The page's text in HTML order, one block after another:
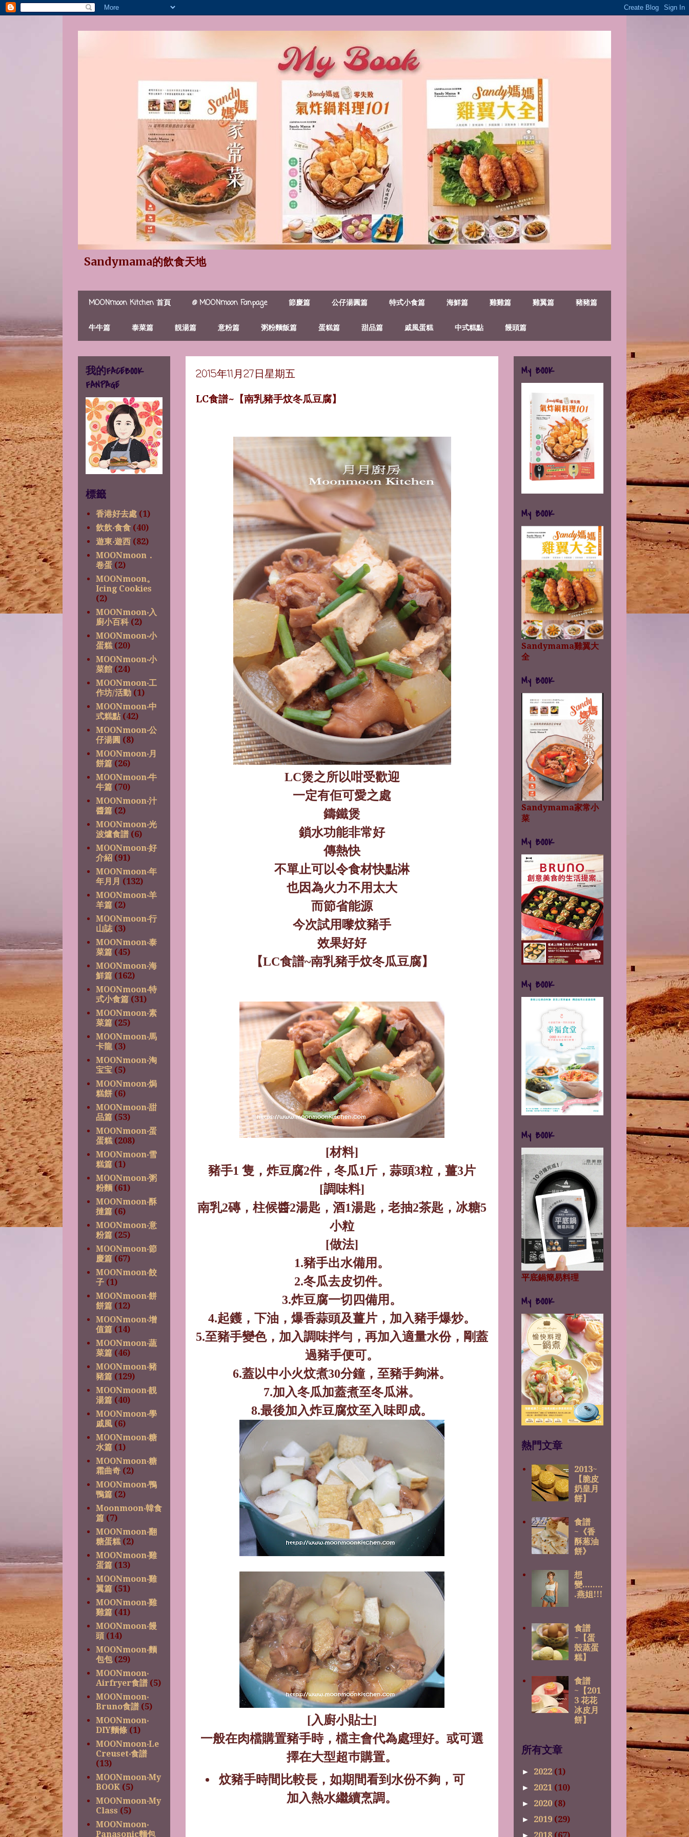
Sandymama的飲食天地
MOONmoon Kitchen 首頁 @ MOONmoon Fanpage 節慶篇 公仔湯圓篇 特式小食篇 海鮮篇 雞雞篇 雞翼篇 豬豬篇
牛牛篇 泰菜篇 靚湯篇 意粉篇 粥粉麵飯篇 蛋糕篇 甜品篇 戚風蛋糕 中式糕點 饅頭篇
2015年11月27日星期五
LC食譜~【南乳豬手炆冬瓜豆腐】
LC煲之所以咁受歡迎
一定有佢可愛之處
鑄鐵煲
鎖水功能非常好
傳熱快
不單止可以令食材快點淋
也因為火力不用太大
而節省能源
今次試用嚟炆豬手
效果好好
【LC食譜~南乳豬手炆冬瓜豆腐】
[材料]
豬手1 隻，炸豆腐2件，冬瓜1斤，蒜頭3粒，薑3片
[調味料]
南乳2磚，柱候醬2湯匙，酒1湯匙，老抽2茶匙，冰糖5
小粒
[做法]
1.豬手出水備用。
2.冬瓜去皮切件。
3.炸豆腐一切四備用。
4.起鑊，下油，爆香蒜頭及薑片，加入豬手爆炒。
5.至豬手變色，加入調味拌勻，再加入適量水份，剛蓋
過豬手便可。
6.蓋以中小火炆煮30分鐘，至豬手夠淋。
7.加入冬瓜加蓋煮至冬瓜淋。
8.最後加入炸豆腐炆至入味即成。
[入廚小貼士]
一般在肉檔購置豬手時，檔主會代為處理好。或可選
擇在大型超巿購置。
炆豬手時間比較長，如期間看到水份不夠，可
加入熱水繼續烹調。
我的FACEBOOK
FANPAGE
標籤
香港好去處 (1)
飲飲‧食食 (40)
遊東‧遊西 (82)
MOONmoon．
卷蛋 (2)
MOONmoon。
Icing Cookies
(2)
MOONmoon‧入
廚小百科 (2)
MOONmoon‧小
蛋糕 (20)
MOONmoon‧小
菜館 (24)
MOONmoon‧工
作坊/活動 (1)
MOONmoon‧中
式糕點 (42)
MOONmoon‧公
仔湯圓 (8)
MOONmoon‧月
餅篇 (26)
MOONmoon‧牛
牛篇 (70)
MOONmoon‧汁
醬篇 (2)
MOONmoon‧光
波爐食譜 (6)
MOONmoon‧好
介紹 (91)
MOONmoon‧年
年月月 (132)
MOONmoon‧羊
羊篇 (2)
MOONmoon‧行
山誌 (3)
MOONmoon‧泰
菜篇 (45)
MOONmoon‧海
鮮篇 (162)
MOONmoon‧特
式小食篇 (31)
MOONmoon‧素
菜篇 (25)
MOONmoon‧馬
卡龍 (3)
MOONmoon‧淘
宝宝 (5)
MOONmoon‧焗
糕餅 (6)
MOONmoon‧甜
品篇 (53)
MOONmoon‧蛋
蛋糕 (208)
MOONmoon‧雪
糕篇 (1)
MOONmoon‧粥
粉麵 (61)
MOONmoon‧酥
撻篇 (6)
MOONmoon‧意
粉篇 (25)
MOONmoon‧節
慶篇 (67)
MOONmoon‧餃
子 (1)
MOONmoon‧餅
餅篇 (12)
MOONmoon‧增
值篇 (14)
MOONmoon‧蔬
菜篇 (46)
MOONmoon‧豬
豬篇 (129)
MOONmoon‧靚
湯篇 (40)
MOONmoon‧學
戚風 (6)
MOONmoon‧糖
水篇 (1)
MOONmoon‧糖
霜曲奇 (2)
MOONmoon‧鴨
鴨篇 (2)
Moonmoon‧韓食
篇 (7)
MOONmoon‧翻
糖蛋糕 (2)
MOONmoon‧雞
蛋篇 (13)
MOONmoon‧雞
翼篇 (51)
MOONmoon‧雞
雞篇 (41)
MOONmoon‧饅
頭 (14)
MOONmoon‧麵
包包 (29)
MOONmoon‧
Airfryer食譜 (5)
MOONmoon‧
Bruno食譜 (5)
MOONmoon‧
DIY麵條 (1)
MOONmoon‧Le
Creuset‧食譜
(13)
MOONmoon‧My
BOOK (5)
MOONmoon‧My
Class (5)
MOONmoon‧
Panasonic麵包
My BOOK
My BOOK
Sandymama雞翼大
全
My BOOK
Sandymama家常小
菜
My BOOK
My BOOK
My BOOK
平底鍋簡易料理
My BOOK
熱門文章
2013~
【脆皮
奶皇月
餅】
食譜
~《香
酥葱油
餅》
想
變........
.燕姐!!!
食譜
~【蛋
殼蒸蛋
糕】
食譜
~【201
3 花花
冰皮月
餅】
所有文章
► 2022 (1)
► 2021 (10)
► 2020 (8)
► 2019 (29)